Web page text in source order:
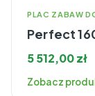
PLAC ZABAW
Perfect
5 512,00zł
Zobacz